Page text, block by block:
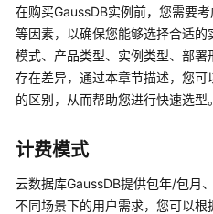
服
务
公
告
品
介
绍
在购买GaussDB实例前，您需要
等因素，以确保您能够选择合适
模式、产品类型、实例类型、部
存在差异，通过本章节描述，您
的区别，从而帮助您进行快速选型。
计费模式
云数据库GaussDB提供包年/包月
不同场景下的用户需求，您可以